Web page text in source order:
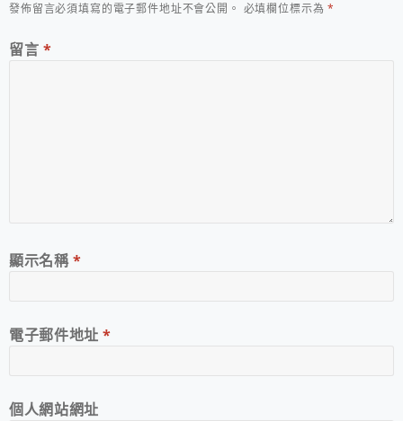
發佈留言必須填寫的電子郵件地址不會公開。 必填欄位標示為*
留言 *
顯示名稱*
電子郵件地址*
個人網站網址